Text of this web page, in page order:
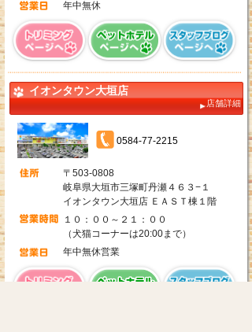
年中無休
イオンタウン大垣店
店舗詳細
0584-77-2215
〒503-0808
岐阜県大垣市三塚町丹瀬４６３−１
イオンタウン大垣店 ＥＡＳＴ棟１階
１０：００～２１：００
（犬猫コーナーは20:00まで）
年中無休営業